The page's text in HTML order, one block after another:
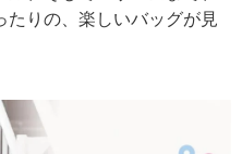
たりの、楽しいバッグが見